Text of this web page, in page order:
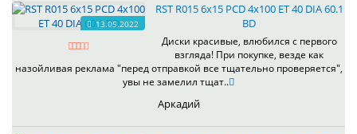
13.05.2022
RST R015 6x15 PCD 4x100 ET 40 DIA 60.1
BD
Диски красивые, влюбился с первого
взгляда! При покупке, везде как
назойливая реклама "перед отправкой все тщательно проверяется",
увы не замелил тщат..
Аркадий